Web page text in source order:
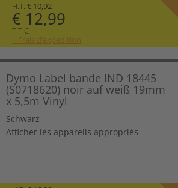
H.T. € 10,92
€ 12,99
T.T.C
+ Frais d’expédition
Dymo Label bande IND 18445
(S0718620) noir auf weiß 19mm
x 5,5m Vinyl
Schwarz
Afficher les appareils appropriés